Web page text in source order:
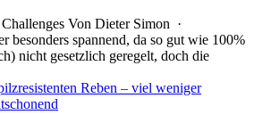
Von Dieter Simon ·
besonders spannend, da so gut wie 100%
nicht gesetzlich geregelt, doch die
Reben – viel weniger